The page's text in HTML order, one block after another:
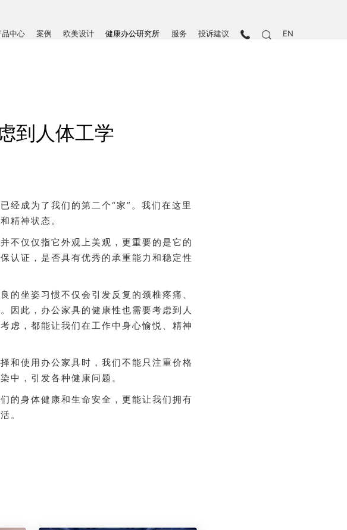
品中心 案例 欧美设计 健康办公研究所 服务 投诉建议 EN
到人体工学
经成为了我们的第二个“家”。我们在这里
精神状态。
不仅仅指它外观上美观，更重要的是它的
认证，是否具有优秀的承重能力和稳定性
的坐姿习惯不仅会引发反复的颈椎疼痛、
因此，办公家具的健康性也需要考虑到人
虑，都能让我们在工作中身心愉悦、精神
和使用办公家具时，我们不能只注重价格
中，引发各种健康问题。
的身体健康和生命安全，更能让我们拥有
。